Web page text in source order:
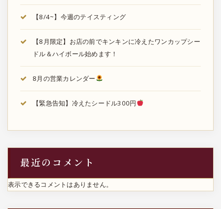
【8/4~】今週のテイスティング
【8月限定】お店の前でキンキンに冷えたワンカップシー
ドル＆ハイボール始めます！
8月の営業カレンダー
【緊急告知】冷えたシードル300円
最近のコメント
表示できるコメントはありません。